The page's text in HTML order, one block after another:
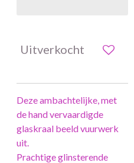
Uitverkocht
Deze ambachtelijke, met
de hand vervaardigde
glaskraal beeld vuurwerk
uit.
Prachtige glinsterende